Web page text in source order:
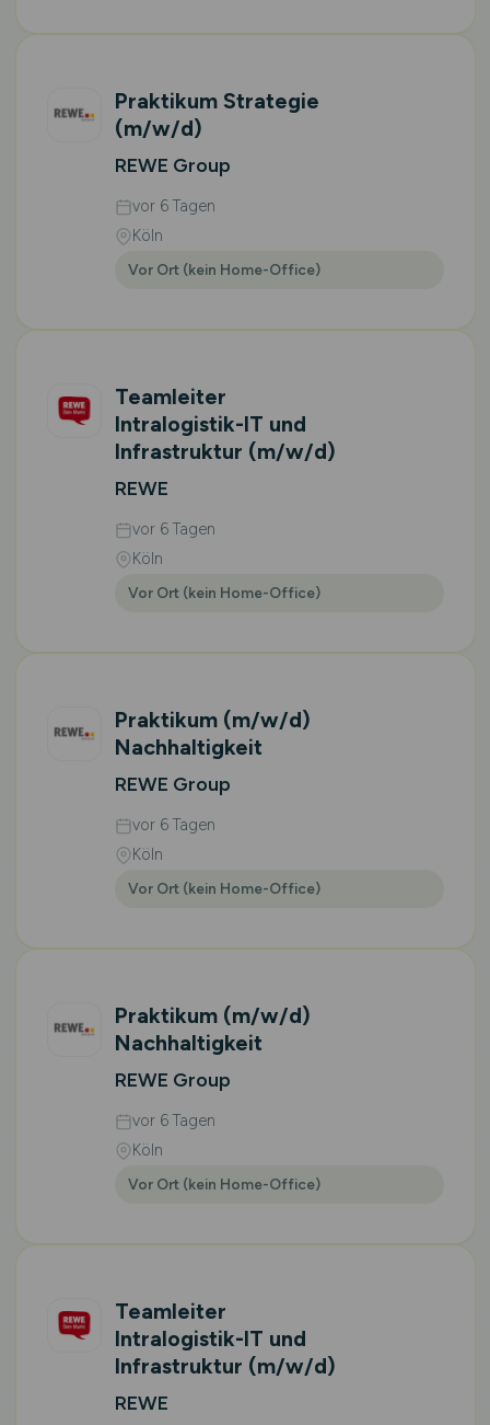
Praktikum Strategie
(m/w/d)
REWE Group
vor 6 Tagen
Köln
Vor Ort (kein Home-Office)
Teamleiter
Intralogistik-IT und
Infrastruktur (m/w/d)
REWE
vor 6 Tagen
Köln
Vor Ort (kein Home-Office)
Praktikum (m/w/d)
Nachhaltigkeit
REWE Group
vor 6 Tagen
Köln
Vor Ort (kein Home-Office)
Praktikum (m/w/d)
Nachhaltigkeit
REWE Group
vor 6 Tagen
Köln
Vor Ort (kein Home-Office)
Teamleiter
Intralogistik-IT und
Infrastruktur (m/w/d)
REWE